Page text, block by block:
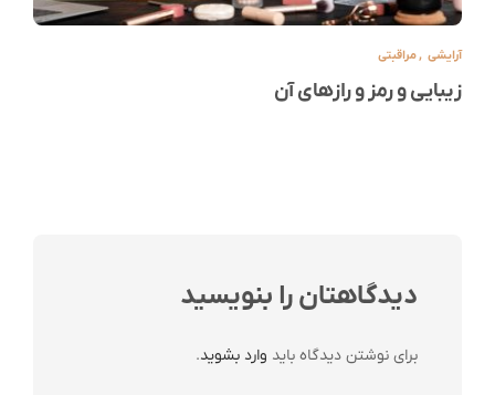
آرایشی ,مراقبتی
زیبایی و رمز و رازهای آن
دیدگاهتان را بنویسید
برای نوشتن دیدگاه باید وارد بشوید.